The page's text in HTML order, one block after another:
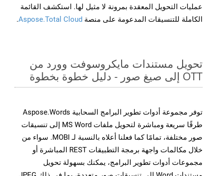
عمليات التحويل المعقدة بمرونة لا مثيل لها. استكشف القائمة
الكاملة للتنسيقات المدعومة على منصة Aspose.Total Cloud
.
تحويل مستندات مايكروسوفت وورد من
OTT إلى صيغ صور - دليل خطوة بخطوة
توفر مجموعة أدوات تطوير البرامج السحابية Aspose.Words
طرقًا سريعة ومباشرة لتحويل ملفات MS Word إلى تنسيقات
صور مختلفة، تمامًا كما فعلنا أعلاه بالنسبة لـ MOBI. سواء من
خلال مكالمات واجهة برمجة التطبيقات REST المباشرة أو
مجموعات أدوات تطوير البرامج، يمكنك بسهولة تحويل